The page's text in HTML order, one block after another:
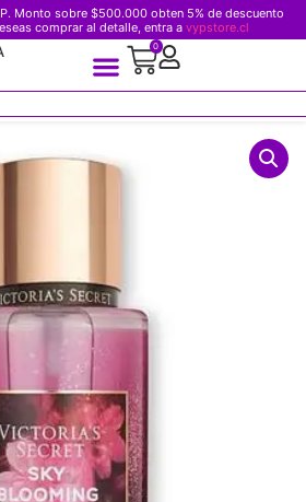
Monto sobre $500.000 obten 5% de descuento
comprar al detalle, entra a vypstore.cl
0